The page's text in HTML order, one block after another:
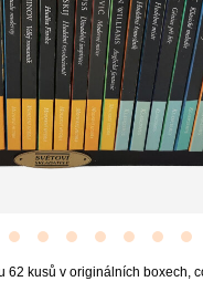
62 kusů v originálních boxech,